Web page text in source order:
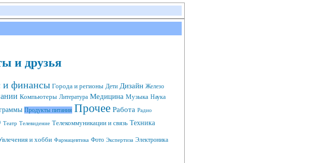
и друзья
и финансы Города и регионы Дети Дизайн Железо
Компьютеры Литература Медицина Музыка Наука
Продукты питания Прочее Работа Радио
Театр Телевидение Телекоммуникации и связь Техника
и хобби Фармацевтика Фото Экспертиза Электроника